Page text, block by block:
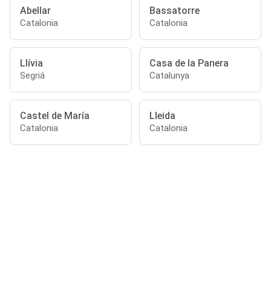
Abellar
Catalonia
Bassatorre
Catalonia
Llívia
Segriá
Casa de la Panera
Catalunya
Castel de María
Catalonia
Lleida
Catalonia